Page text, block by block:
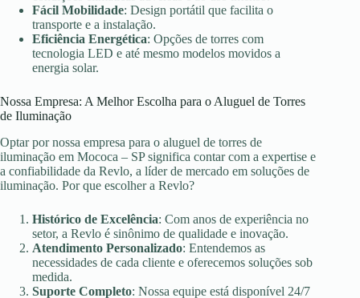
Fácil Mobilidade: Design portátil que facilita o
transporte e a instalação.
Eficiência Energética: Opções de torres com
tecnologia LED e até mesmo modelos movidos a
energia solar.
Nossa Empresa: A Melhor Escolha para o Aluguel de Torres
de Iluminação
Optar por nossa empresa para o aluguel de torres de
iluminação em Mococa – SP significa contar com a expertise e
a confiabilidade da Revlo, a líder de mercado em soluções de
iluminação. Por que escolher a Revlo?
Histórico de Excelência: Com anos de experiência no
setor, a Revlo é sinônimo de qualidade e inovação.
Atendimento Personalizado: Entendemos as
necessidades de cada cliente e oferecemos soluções sob
medida.
Suporte Completo: Nossa equipe está disponível 24/7